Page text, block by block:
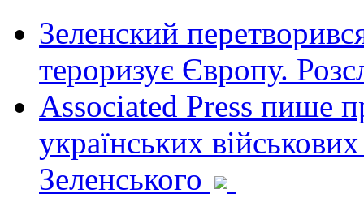
Зеленский
тероризує Європу.
Associated Press пише
українських
Зеленського